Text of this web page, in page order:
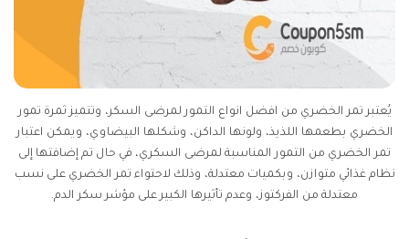
يُعتبر تمر الخضري من افضل انواع التمور لمرضى السكر، وتتميز ثمرة تمور
الخضري بطعمها اللذيذ، ولونها الداكن، وشكلها البيضاوي، ويمكن اعتبار
تمر الخضري من التمور المناسبة لمرضى السكري، في حال تم إضافتها إلى
نظام غذائي متوازن، وبكميات معتدلة، وذلك لاحتواء تمر الخضري على نسب
معتدلة من الفركتوز، وعدم تأثيرها الكبير على مؤشر سكر الدم.